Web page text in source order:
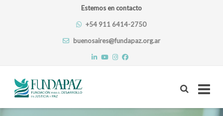
Estemos en contacto
+54 911 6414-2750
buenosaires@fundapaz.org.ar
Skip